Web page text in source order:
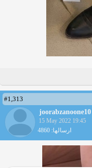
#1,313
joorabzanoone10
15 May 2022 19:45
ارسالها: 4860